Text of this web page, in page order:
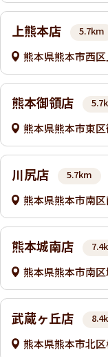
上熊本店 5.7km
熊本県熊本市西
熊本御領店
熊本県熊本市東
川尻店 5.7km
熊本県熊本市南
熊本城南店
熊本県熊本市南
武蔵ヶ丘店
熊本県熊本市北